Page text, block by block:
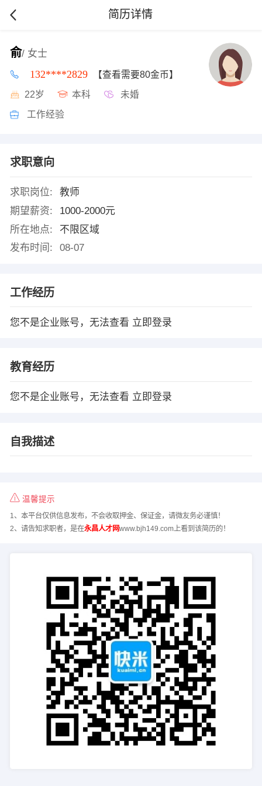
简历详情
俞/ 女士
132****2829 【查看需要80金币】
22岁 本科 未婚
工作经验
求职意向
求职岗位:
教师
期望薪资:
1000-2000元
所在地点:
不限区域
发布时间:
08-07
工作经历
您不是企业账号，无法查看 立即登录
教育经历
您不是企业账号，无法查看 立即登录
自我描述
温馨提示
1、本平台仅供信息发布，不会收取押金、保证金，请微友务必谨慎！
2、请告知求职者，是在永昌人才网www.bjh149.com上看到该简历的！